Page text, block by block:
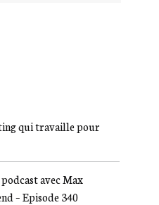
qui travaille pour
avec Max
– Episode 340